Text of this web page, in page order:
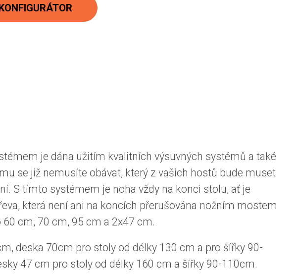
je dána užitím kvalitních výsuvných systémů a také
se již nemusíte obávat, který z vašich hostů bude muset
S tímto systémem je noha vždy na konci stolu, ať je
která není ani na koncích přerušována nožním mostem
cm, 70 cm, 95 cm a 2x47 cm.
deska 70cm pro stoly od délky 130 cm a pro šířky 90-
47 cm pro stoly od délky 160 cm a šířky 90-110cm.